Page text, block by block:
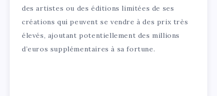
des artistes ou des éditions limitées de ses
créations qui peuvent se vendre à des prix très
élevés, ajoutant potentiellement des millions
d’euros supplémentaires à sa fortune.